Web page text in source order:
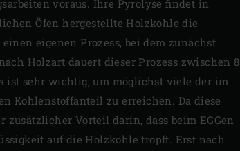
voraus. Ihre Pyrolyse findet in
Öfen hergestellte Holzkohle die
eigenen Prozess, bei dem zunächst
Holzart dauert dieser Prozess zwischen 8
ist sehr wichtig, um möglichst viele der im
Kohlenstoffanteil zu erreichen. Da diese
zusätzlicher Vorteil darin, dass beim EGGen
auf die Holzkohle tropft. Erst nach